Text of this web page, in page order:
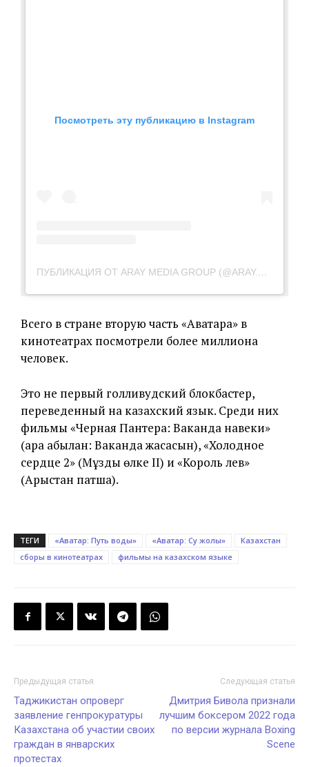
Посмотреть эту публикацию в Instagram
ПУБЛИКАЦИЯ ОТ ARAY MEDIA GROUP (@ARAY.MEDIA.GROUP)
Всего в стране вторую часть «Аватара» в
кинотеатрах посмотрели более миллиона
человек.
Это не первый голливудский блокбастер,
переведенный на казахский язык. Среди них
фильмы «Черная Пантера: Ваканда навеки»
(Қара Қабылан: Ваканда жасасын), «Холодное
сердце 2» (Мұзды өлке II) и «Король лев»
(Арыстан патша).
ТЕГИ «Аватар: Путь воды» «Аватар: Су жолы»
Казахстан
сборы в кинотеатрах
фильмы на казахском языке
Предыдущая статья
Таджикистан опроверг
заявление генпрокуратуры
Казахстана об участии своих
граждан в январских
протестах
Следующая статья
Дмитрия Бивола признали
лучшим боксером 2022 года
по версии журнала Boxing
Scene